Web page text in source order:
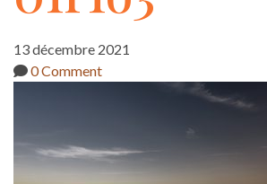
13 décembre 2021
0 Comment